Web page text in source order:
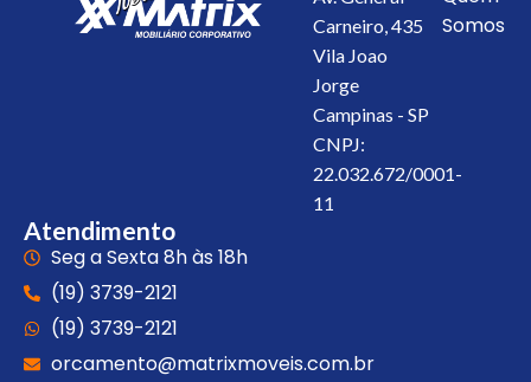
Carneiro, 435
Vila Joao
Jorge
Campinas - SP
CNPJ:
22.032.672/0001-
11
Somos
Atendimento
Seg a Sexta 8h às 18h
(19) 3739-2121
(19) 3739-2121
orcamento@matrixmoveis.com.br